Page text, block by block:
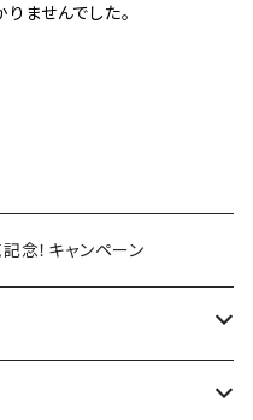
ませんでした。
念！キャンペーン